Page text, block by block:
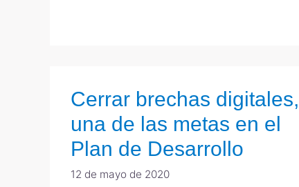
Cerrar brechas digitales,
una de las metas en el
Plan de Desarrollo
12 de mayo de 2020